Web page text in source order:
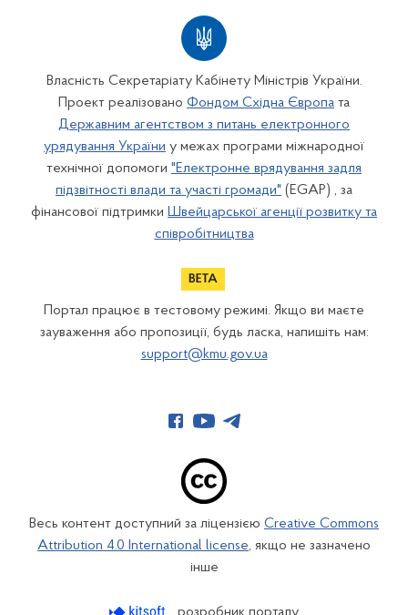
Власність Секретаріату Кабінету Міністрів України.
Проект реалізовано Фондом Східна Європа та
Державним агентством з питань електронного
урядування України у межах програми міжнародної
технічної допомоги "Електронне врядування задля
підзвітності влади та участі громади" (EGAP) , за
фінансової підтримки Швейцарської агенції розвитку та
співробітництва
Портал працює в тестовому режимі. Якщо ви маєте
зауваження або пропозиції, будь ласка, напишіть нам:
support@kmu.gov.ua
Весь контент доступний за ліцензією Creative Commons
Attribution 4.0 International license, якщо не зазначено
інше
розробник порталу